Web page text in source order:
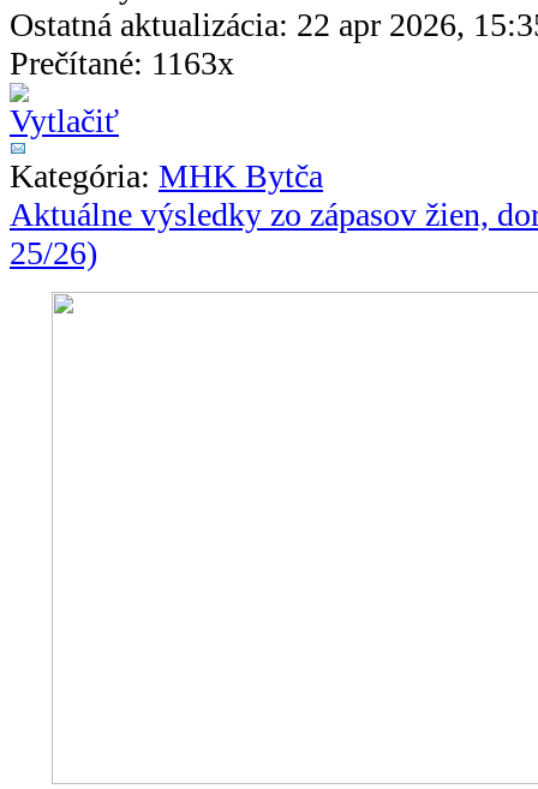
Ostatná aktualizácia: 22 apr 2026,
Prečítané: 1163x
Kategória: MHK Bytča
Aktuálne výsledky zo zápasov žien,
25/26)